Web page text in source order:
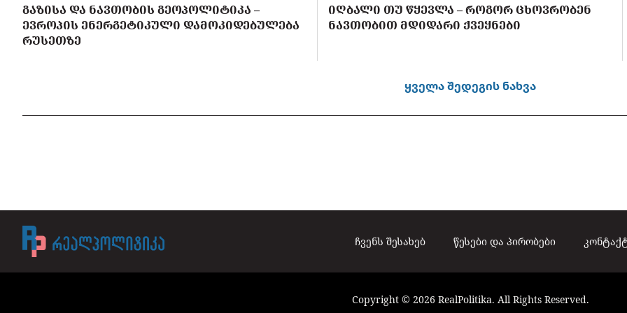
ᲒᲐᲖᲘᲡᲐ ᲓᲐ ᲜᲐᲕᲗᲝᲑᲘᲡ ᲒᲔᲝᲞᲝᲚᲘᲢᲘᲙᲐ –
ᲔᲕᲠᲝᲞᲘᲡ ᲔᲜᲔᲠᲒᲔᲢᲘᲙᲣᲚᲘ ᲓᲐᲛᲝᲙᲘᲓᲔᲑᲣᲚᲔᲑᲐ
ᲠᲣᲡᲔᲗᲖᲔ
ᲘᲦᲑᲐᲚᲘ ᲗᲣ ᲬᲧᲔᲕᲚᲐ – ᲠᲝᲒᲝᲠ ᲪᲮᲝᲕᲠᲝᲑᲔᲜ
ᲜᲐᲕᲗᲝᲑᲘᲗ ᲛᲓᲘᲓᲐᲠᲘ ᲥᲕᲔᲧᲜᲔᲑᲘ
ყველა შედეგის ნახვა
ჩვენს შესახებ წესები და პირობები
Copyright © 2026 RealPolitika. All Rights Reserved.